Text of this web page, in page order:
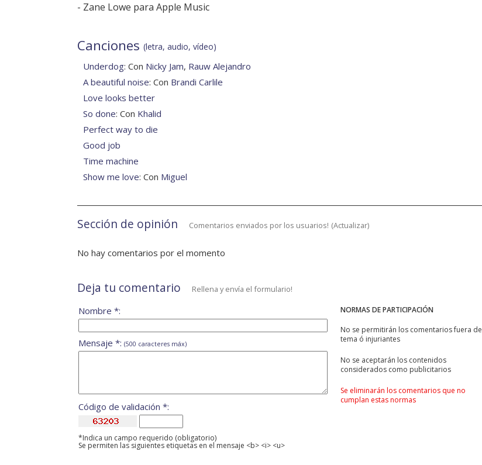
- Zane Lowe para Apple Music
Canciones (letra, audio, vídeo)
Underdog: Con Nicky Jam, Rauw Alejandro
A beautiful noise: Con Brandi Carlile
Love looks better
So done: Con Khalid
Perfect way to die
Good job
Time machine
Show me love: Con Miguel
Sección de opinión Comentarios enviados por los usuarios! (Actualizar)
No hay comentarios por el momento
Deja tu comentario Rellena y envía el formulario!
NORMAS DE PARTICIPACIÓN
No se permitirán los comentarios fuera de
tema ó injuriantes
No se aceptarán los contenidos
considerados como publicitarios
Se eliminarán los comentarios que no
cumplan estas normas
Nombre *:
Mensaje *: (500 caracteres máx)
Código de validación *:
*Indica un campo requerido (obligatorio)
Se permiten las siguientes etiquetas en el mensaje <b> <i> <u>